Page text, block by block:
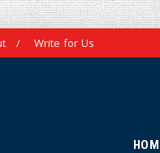
Write for Us